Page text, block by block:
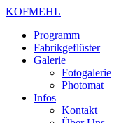
KOFMEHL
Programm
Fabrikgeflüster
Galerie
Fotogalerie
Photomat
Infos
Kontakt